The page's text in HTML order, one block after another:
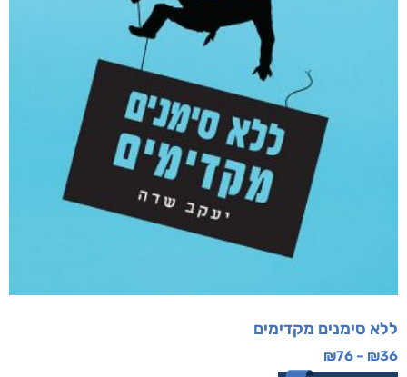
ללא סימנים מקדימים
₪36
–
₪76